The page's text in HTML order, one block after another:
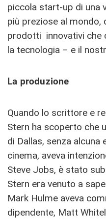
piccola start-up di una
più preziose al mondo,
prodotti innovativi che
la tecnologia – e il
La produzione
Quando lo scrittore e
Stern ha scoperto che
di Dallas, senza alcuna
cinema, aveva
Steve Jobs, è stato
Stern era venuto a
Mark Hulme aveva
dipendente, Matt